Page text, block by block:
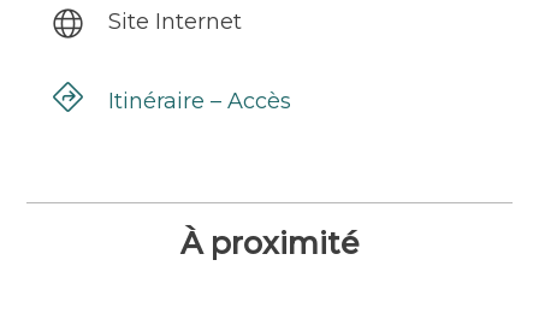
Site Internet
Itinéraire – Accès
À proximité